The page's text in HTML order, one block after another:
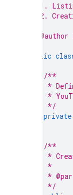
* 1.
* 2.
* @author
public
/**
*
*
     */
private
/**
*
     *
*
     */